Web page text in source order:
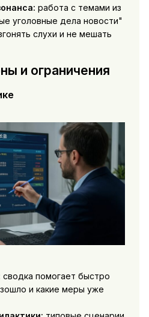
работа с темами из
уголовные дела новости"
слухи и не мешать
и ограничения
сводка помогает быстро
и какие меры уже